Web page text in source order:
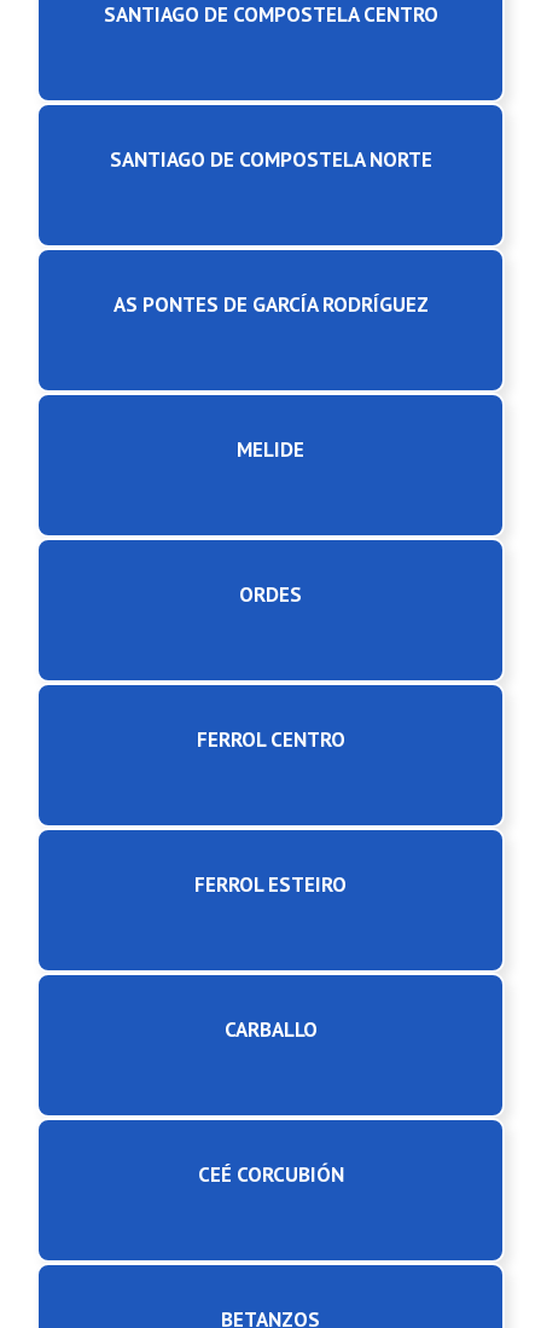
SANTIAGO DE COMPOSTELA CENTRO
SANTIAGO DE COMPOSTELA NORTE
AS PONTES DE GARCÍA RODRÍGUEZ
MELIDE
ORDES
FERROL CENTRO
FERROL ESTEIRO
CARBALLO
CEÉ CORCUBIÓN
BETANZOS